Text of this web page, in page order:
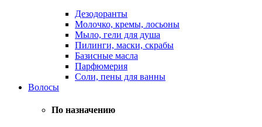
Дезодоранты
Молочко, кремы, лосьоны
Мыло, гели для душа
Пилинги, маски, скрабы
Базисные масла
Парфюмерия
Соли, пены для ванны
Волосы
По назначению